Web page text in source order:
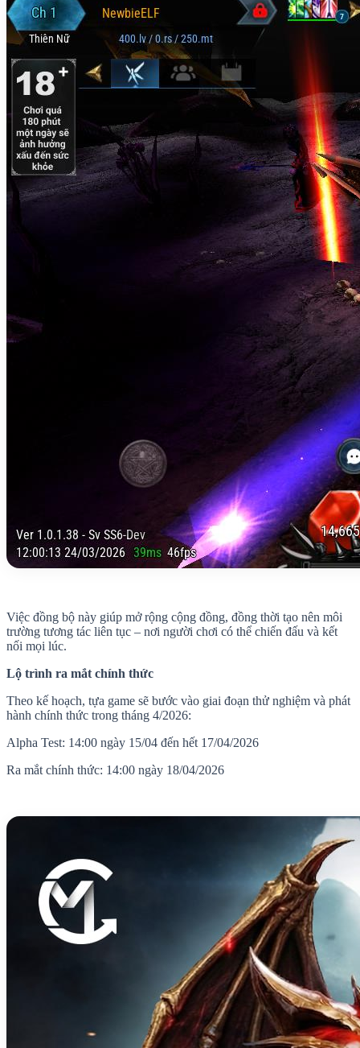
Việc đồng bộ này giúp mở rộng cộng đồng, đồng thời tạo nên môi
trường tương tác liên tục – nơi người chơi có thể chiến đấu và kết
nối mọi lúc.
Lộ trình ra mắt chính thức
Theo kế hoạch, tựa game sẽ bước vào giai đoạn thử nghiệm và phát
hành chính thức trong tháng 4/2026:
Alpha Test: 14:00 ngày 15/04 đến hết 17/04/2026
Ra mắt chính thức: 14:00 ngày 18/04/2026